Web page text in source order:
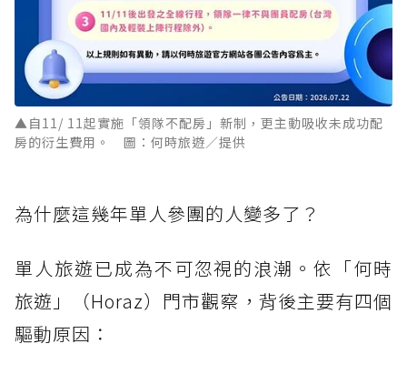
▲自11/ 11起實施「領隊不配房」新制，更主動吸收未成功配
房的衍生費用。 圖：何時旅遊／提供
為什麼這幾年單人參團的人變多了？
單人旅遊已成為不可忽視的浪潮。依「何時
旅遊」（Horaz）門市觀察，背後主要有四個
驅動原因：